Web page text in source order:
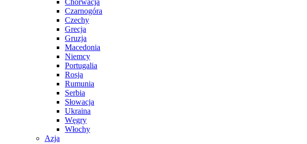
Chorwacja
Czarnogóra
Czechy
Grecja
Gruzja
Macedonia
Niemcy
Portugalia
Rosja
Rumunia
Serbia
Słowacja
Ukraina
Węgry
Włochy
Azja